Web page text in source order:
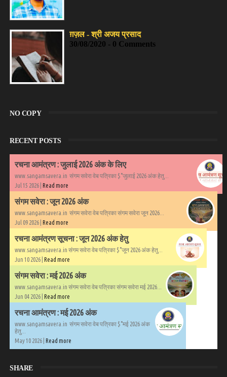
ग़ज़ल - श्री अजय प्रसाद
30/08/2020 - 0 Comments
NO COPY
RECENT POSTS
रचना आमंत्रण : जुलाई 2026 अंक के लिए
www.sangamsavera.in संगम सवेरा वेब पत्रिका $°जुलाई 2026 अंक हेतु...
Jul 15 2026 | Read more
संगम सवेरा : जून 2026 अंक
www.sangamsavera.in संगम सवेरा वेब पत्रिका संगम सवेरा जून 2026...
Jul 09 2026 | Read more
रचना आमंत्रण सूचना : जून 2026 अंक हेतु
www.sangamsavera.in संगम सवेरा वेब पत्रिका $°जून 2026 अंक हेतु...
Jun 10 2026 | Read more
संगम सवेरा : मई 2026 अंक
www.sangamsavera.in संगम सवेरा वेब पत्रिका संगम सवेरा मई 2026...
Jun 04 2026 | Read more
रचना आमंत्रण : मई 2026 अंक
www.sangamsavera.in संगम सवेरा वेब पत्रिका $°मई 2026 अंक
हेतु...
May 10 2026 | Read more
SHARE